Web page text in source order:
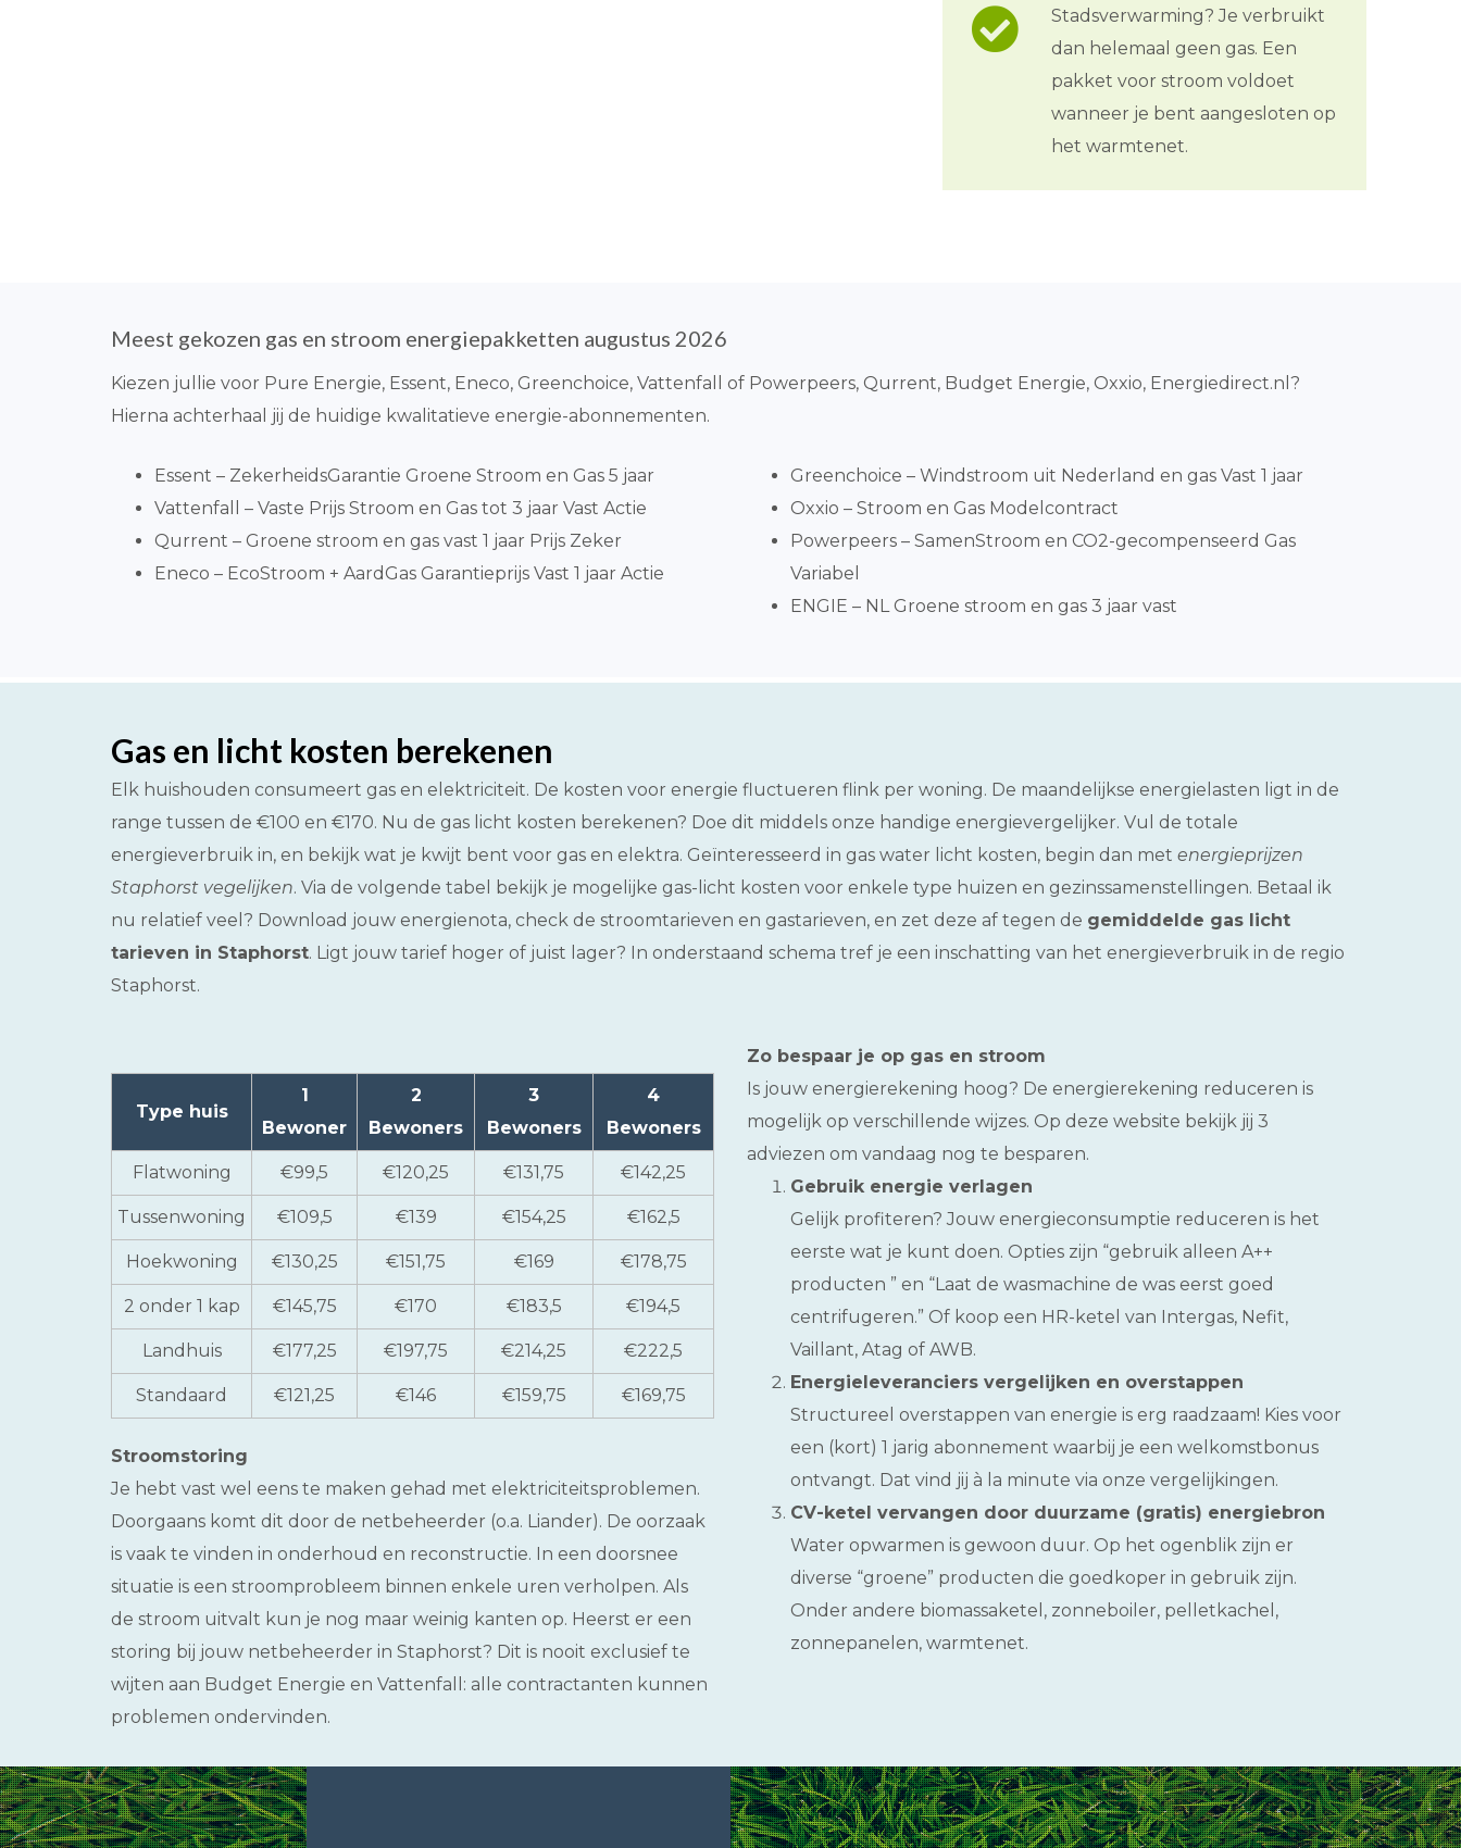
Stadsverwarming? Je verbruikt
dan helemaal geen gas. Een
pakket voor stroom voldoet
wanneer je bent aangesloten op
het warmtenet.
Meest gekozen gas en stroom energiepakketten augustus 2026
Kiezen jullie voor Pure Energie, Essent, Eneco, Greenchoice, Vattenfall of Powerpeers, Qurrent, Budget Energie, Oxxio, Energiedirect.nl?
Hierna achterhaal jij de huidige kwalitatieve energie-abonnementen.
Essent – ZekerheidsGarantie Groene Stroom en Gas 5 jaar
Vattenfall – Vaste Prijs Stroom en Gas tot 3 jaar Vast Actie
Qurrent – Groene stroom en gas vast 1 jaar Prijs Zeker
Eneco – EcoStroom + AardGas Garantieprijs Vast 1 jaar Actie
Greenchoice – Windstroom uit Nederland en gas Vast 1 jaar
Oxxio – Stroom en Gas Modelcontract
Powerpeers – SamenStroom en CO2-gecompenseerd Gas
Variabel
ENGIE – NL Groene stroom en gas 3 jaar vast
Gas en licht kosten berekenen
Elk huishouden consumeert gas en elektriciteit. De kosten voor energie fluctueren flink per woning. De maandelijkse energielasten ligt in de
range tussen de €100 en €170. Nu de gas licht kosten berekenen? Doe dit middels onze handige energievergelijker. Vul de totale
energieverbruik in, en bekijk wat je kwijt bent voor gas en elektra. Geïnteresseerd in gas water licht kosten, begin dan met energieprijzen
Staphorst vegelijken. Via de volgende tabel bekijk je mogelijke gas-licht kosten voor enkele type huizen en gezinssamenstellingen. Betaal ik
nu relatief veel? Download jouw energienota, check de stroomtarieven en gastarieven, en zet deze af tegen de gemiddelde gas licht
tarieven in Staphorst. Ligt jouw tarief hoger of juist lager? In onderstaand schema tref je een inschatting van het energieverbruik in de regio
Staphorst.
Type huis
1
Bewoner
2
Bewoners
3
Bewoners
4
Bewoners
Flatwoning €99,5 €120,25 €131,75 €142,25
Tussenwoning €109,5 €139 €154,25 €162,5
Hoekwoning €130,25 €151,75 €169 €178,75
2 onder 1 kap €145,75 €170 €183,5 €194,5
Landhuis €177,25 €197,75 €214,25 €222,5
Standaard €121,25 €146 €159,75 €169,75
Stroomstoring
Je hebt vast wel eens te maken gehad met elektriciteitsproblemen.
Doorgaans komt dit door de netbeheerder (o.a. Liander). De oorzaak
is vaak te vinden in onderhoud en reconstructie. In een doorsnee
situatie is een stroomprobleem binnen enkele uren verholpen. Als
de stroom uitvalt kun je nog maar weinig kanten op. Heerst er een
storing bij jouw netbeheerder in Staphorst? Dit is nooit exclusief te
wijten aan Budget Energie en Vattenfall: alle contractanten kunnen
problemen ondervinden.
Zo bespaar je op gas en stroom
Is jouw energierekening hoog? De energierekening reduceren is
mogelijk op verschillende wijzes. Op deze website bekijk jij 3
adviezen om vandaag nog te besparen.
Gebruik energie verlagen
Gelijk profiteren? Jouw energieconsumptie reduceren is het
eerste wat je kunt doen. Opties zijn “gebruik alleen A++
producten ” en “Laat de wasmachine de was eerst goed
centrifugeren.” Of koop een HR-ketel van Intergas, Nefit,
Vaillant, Atag of AWB.
Energieleveranciers vergelijken en overstappen
Structureel overstappen van energie is erg raadzaam! Kies voor
een (kort) 1 jarig abonnement waarbij je een welkomstbonus
ontvangt. Dat vind jij à la minute via onze vergelijkingen.
CV-ketel vervangen door duurzame (gratis) energiebron
Water opwarmen is gewoon duur. Op het ogenblik zijn er
diverse “groene” producten die goedkoper in gebruik zijn.
Onder andere biomassaketel, zonneboiler, pelletkachel,
zonnepanelen, warmtenet.